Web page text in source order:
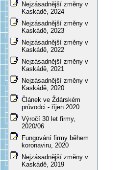
Nejzásadnější změny v
Kaskádě, 2024
Nejzásadnější změny v
Kaskádě, 2023
Nejzásadnější změny v
Kaskádě, 2022
Nejzásadnější změny v
Kaskádě, 2021
Nejzásadnější změny v
Kaskádě, 2020
Článek ve Ždárském
průvodci - říjen 2020
Výročí 30 let firmy,
2020/06
Fungování firmy během
koronaviru, 2020
Nejzásadnější změny v
Kaskádě, 2019